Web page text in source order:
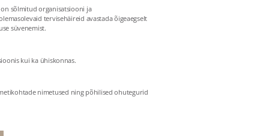
sõlmitud organisatsiooni ja
tervisehäireid avastada õigeaegselt
süvenemist.
kui ka ühiskonnas.
nimetused ning põhilised ohutegurid